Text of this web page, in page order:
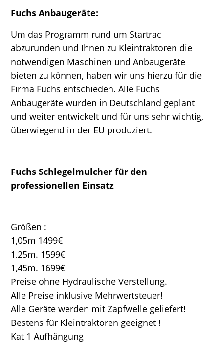
Fuchs Anbaugeräte:
Um das Programm rund um Startrac
abzurunden und Ihnen zu Kleintraktoren die
notwendigen Maschinen und Anbaugeräte
bieten zu können, haben wir uns hierzu für die
Firma Fuchs entschieden. Alle Fuchs
Anbaugeräte wurden in Deutschland geplant
und weiter entwickelt und für uns sehr wichtig,
überwiegend in der EU produziert.
Fuchs Schlegelmulcher für den
professionellen Einsatz
Größen :
1,05m 1499€
1,25m. 1599€
1,45m. 1699€
Preise ohne Hydraulische Verstellung.
Alle Preise inklusive Mehrwertsteuer!
Alle Geräte werden mit Zapfwelle geliefert!
Bestens für Kleintraktoren geeignet !
Kat 1 Aufhängung